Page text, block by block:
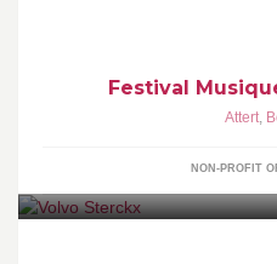
Festival
Attert,
NON-PROFIT